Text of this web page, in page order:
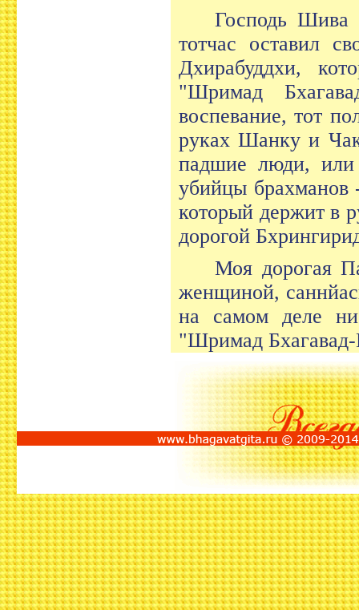
Господь Шива
тотчас оставил
Дхирабуддхи,
"Шримад
воспевание, тот
руках Шанку и
падшие люди, или
убийцы брахманов
который держит в
дорогой
Моя дорогая
женщиной,
на самом деле
"Шримад